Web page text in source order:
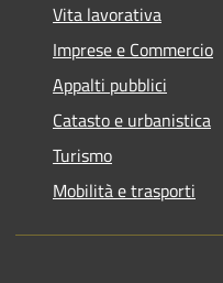
Vita lavorativa
Imprese e Commercio
Appalti pubblici
Catasto e urbanistica
Turismo
Mobilità e trasporti